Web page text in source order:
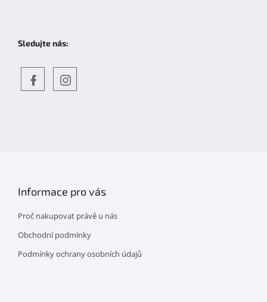
Sledujte nás:
Informace pro vás
Proč nakupovat právě u nás
Obchodní podmínky
Podmínky ochrany osobních údajů